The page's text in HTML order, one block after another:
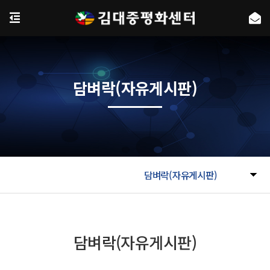
담벼락(자유게시판)
담벼락(자유게시판)
담벼락(자유게시판)